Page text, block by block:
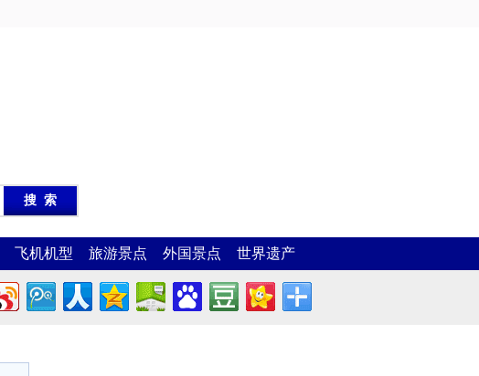
飞机机型 旅游景点 外国景点 世界遗产